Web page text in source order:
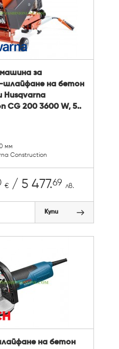
машина за
шлайфане на бетон
Husqvarna
CG 200 3600 W, 5..
мм
Construction
€ / 5 477.69 лв.
Купи
на бетон